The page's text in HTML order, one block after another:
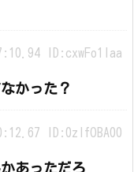
ID:cxwFo1Iaa
かった？
ID:0zIfOBA00
あっただろ